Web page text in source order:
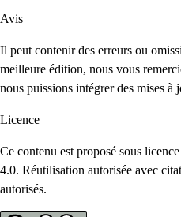
Avis
Il peut contenir des erreurs ou
meilleure édition, nous vous
nous puissions intégrer des mises à
Licence
Ce contenu est proposé sous
4.0. Réutilisation autorisée avec
autorisés.